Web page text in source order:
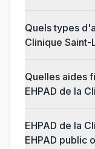
Quels types
Clinique Saint-
Quelles aides
EHPAD de la
EHPAD de la
EHPAD public